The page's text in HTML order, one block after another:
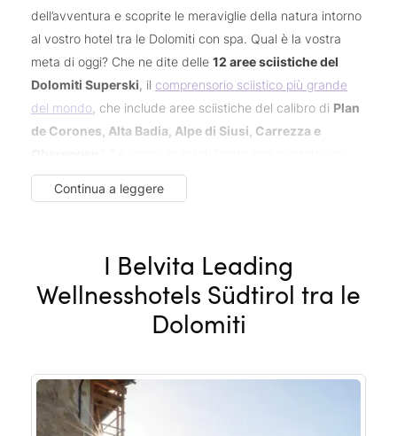
dell’avventura e scoprite le meraviglie della natura intorno
al vostro hotel tra le Dolomiti con spa. Qual è la vostra
meta di oggi? Che ne dite delle 12 aree sciistiche del
Dolomiti Superski, il comprensorio sciistico più grande
del mondo , che include aree sciistiche del calibro di Plan
de Corones, Alta Badia, Alpe di Siusi, Carrezza e
oltre 900 chilometri di piste del
cuore delle Dolomiti Patrimonio Mondiale UNESCO.
discese con lo slittino. Qualunque cosa
decidiate di fare, sulle Dolomiti la neve è sempre
garantita, così come il divetimento! Vivete un’
Belvita Leading Wellnesshotels
Continua a leggere
I Belvita Leading
Wellnesshotels Südtirol tra le
Dolomiti